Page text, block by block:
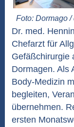
Foto: Dormago /
Dr. med.
Chefarzt für
Gefäßchirurgie
Dormagen. Als
Body-Medizin
begleiten,
übernehmen.
ersten